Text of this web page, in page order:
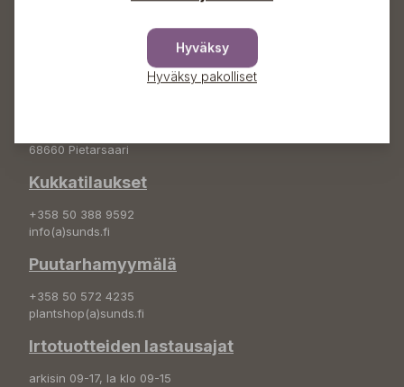
68660 Pietarsaari
Kukkatilaukset
+358 50 388 9592
info(a)sunds.fi
Puutarhamyymälä
+358 50 572 4235
plantshop(a)sunds.fi
Irtotuotteiden lastausajat
arkisin 09-17, la klo 09-15
Hyväksy
Hyväksy pakolliset